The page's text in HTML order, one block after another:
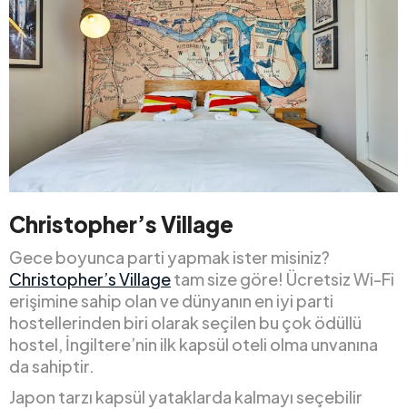
Christopher’s Village
Gece boyunca parti yapmak ister misiniz?
Christopher’s Villagetam size göre! Ücretsiz Wi-Fi
erişimine sahip olan ve dünyanın en iyi parti
hostellerinden biri olarak seçilen bu çok ödüllü
hostel, İngiltere’nin ilk kapsül oteli olma unvanına
da sahiptir.
Japon tarzı kapsül yataklarda kalmayı seçebilir